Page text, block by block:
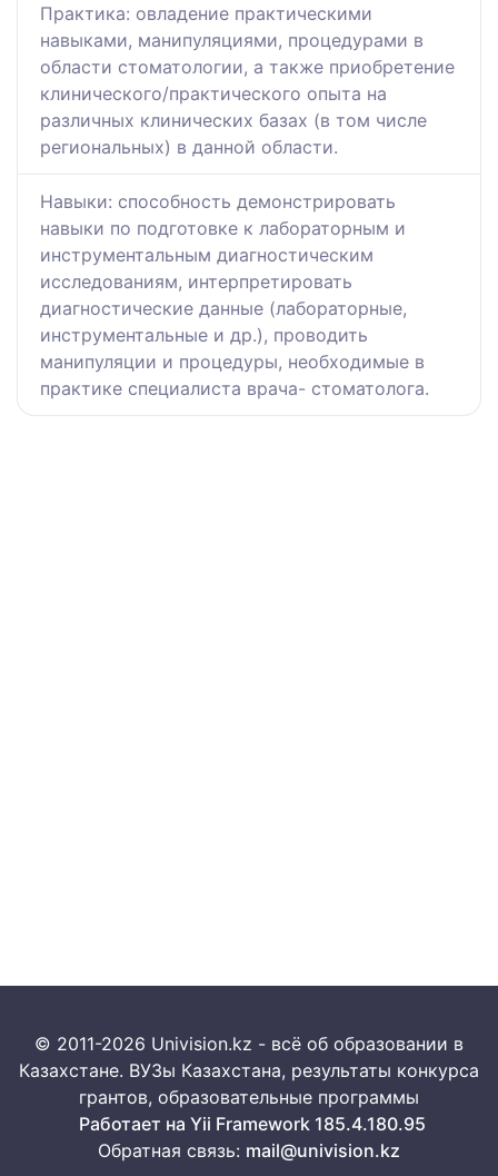
Практика: овладение практическими
навыками, манипуляциями, процедурами в
области стоматологии, а также приобретение
клинического/практического опыта на
различных клинических базах (в том числе
региональных) в данной области.
Навыки: способность демонстрировать
навыки по подготовке к лабораторным и
инструментальным диагностическим
исследованиям, интерпретировать
диагностические данные (лабораторные,
инструментальные и др.), проводить
манипуляции и процедуры, необходимые в
практике специалиста врача- стоматолога.
© 2011-2026 Univision.kz - всё об образовании в
Казахстане. ВУЗы Казахстана, результаты конкурса
грантов, образовательные программы
Работает на Yii Framework 185.4.180.95
Обратная связь: mail@univision.kz